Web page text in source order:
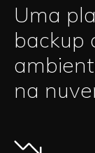
Uma
backup
na